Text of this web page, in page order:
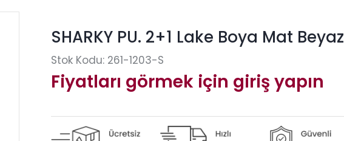
SHARKY PU. 2+1 Lake Boya Mat Beyaz
Stok Kodu: 261-1203-S
Fiyatları görmek için giriş yapın